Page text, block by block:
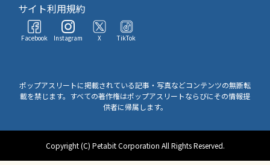
サイト利用規約
Facebook Instagram X TikTok
ポップアスリートに掲載されている記事・写真などコンテンツの無断転
載を禁じます。すべての著作権はポップアスリートならびにその情報提
供者に帰属します。
Copyright (C) Petabit Corporation All Rights Reserved.